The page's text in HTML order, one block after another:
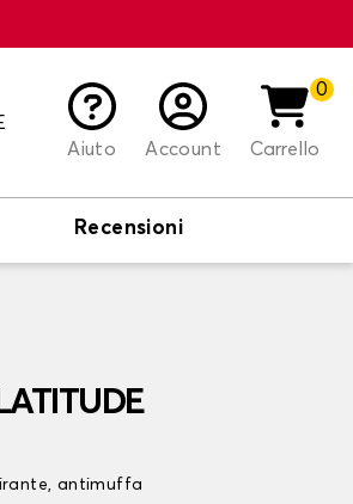
Aiuto
Account
0
Carrello
Recensioni
antimuffa